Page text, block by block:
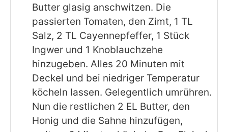
Butter glasig anschwitzen. Die
passierten Tomaten, den Zimt, 1 TL
Salz, 2 TL Cayennepfeffer, 1 Stück
Ingwer und 1 Knoblauchzehe
hinzugeben. Alles 20 Minuten mit
Deckel und bei niedriger Temperatur
köcheln lassen. Gelegentlich umrühren.
Nun die restlichen 2 EL Butter, den
Honig und die Sahne hinzufügen,